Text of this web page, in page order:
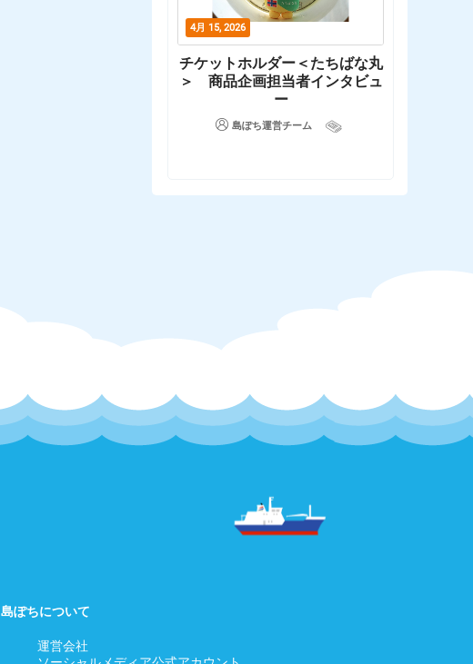
4月 15, 2026
チケットホルダー＜たちばな丸
＞ 商品企画担当者インタビュ
ー
島ぽち運営チーム
島ぽちについて
運営会社